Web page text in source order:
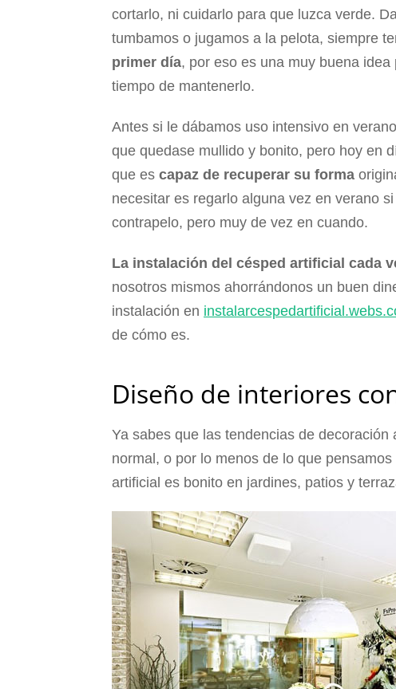
cortarlo, ni cuidarlo para que luzca verde.
tumbamos o jugamos a la pelota, siempre
primer día, por eso es una muy buena
tiempo de mantenerlo.
Antes si le dábamos uso intensivo en
que quedase mullido y bonito, pero hoy en
que es capaz de recuperar su forma
necesitar es regarlo alguna vez en verano
contrapelo, pero muy de vez en cuando.
La instalación del césped artificial cada
nosotros mismos ahorrándonos un buen
instalación en
de cómo es.
Diseño de interiores
Ya sabes que las tendencias de
normal, o por lo menos de lo que
artificial es bonito en jardines, patios y